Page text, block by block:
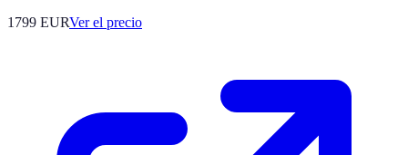
1799 EURVer el precio